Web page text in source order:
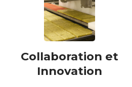
Collaboration et
Innovation